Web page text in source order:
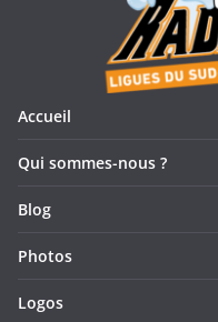
Accueil
Qui sommes-nous ?
Blog
Photos
Logos